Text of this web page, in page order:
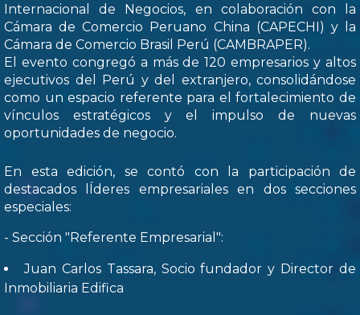
Internacional de Negocios, en colaboración con la
Cámara de Comercio Peruano China (CAPECHI) y la
Cámara de Comercio Brasil Perú (CAMBRAPER).
El evento congregó a más de 120 empresarios y altos
ejecutivos del Perú y del extranjero, consolidándose
como un espacio referente para el fortalecimiento de
vínculos estratégicos y el impulso de nuevas
oportunidades de negocio.
En esta edición, se contó con la participación de
destacados lÍderes empresariales en dos secciones
especiales:
- Sección "Referente Empresarial":
Juan Carlos Tassara, Socio fundador y Director de
Inmobiliaria Edifica